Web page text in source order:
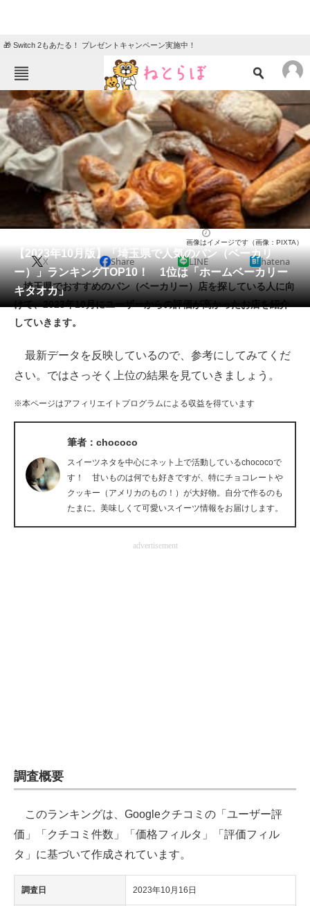
🎁 Switch 2もあたる！ プレゼントキャンペーン実施中！
ねとらぼメニュー
TOP ニュース
エンタメ クイズ
グルメ 地域
教育・育児
動物 リサーチ
会員記事
メディア
注目記事を集めた総合ページ
スマホと通信の最新トレンド
進化するPCとデバイスの未来
ビジネスと働き方のヒント
AI活用のいまが分かる
経営リーダーのコミュニティ
電子設計の基本と応用
エネルギーの専門メディア
建設×テクノロジーの最前線
ちょっと気になるネットの話題
【2023年10月版】「埼玉県で人気のパン（ベーカリ
ー）」ランキングTOP10！ 1位は「ホームベーカリー
キタオカ」
画像はイメージです（画像：PIXTA）
X Share LINE hatena
埼玉県でおすすめのパン（ベーカリー）店を探している人に向
けて、2023年10月にユーザーからの評価が高かったお店を紹介
していきます。
最新データを反映しているので、参考にしてみてくだ
さい。ではさっそく上位の結果を見ていきましょう。
※本ページはアフィリエイトプログラムによる収益を得ています
筆者：chococo
スイーツネタを中心にネット上で活動しているchococoで
す！ 甘いものは何でも好きですが、特にチョコレートや
クッキー（アメリカのもの！）が大好物。自分で作るのも
たまに。美味しくて可愛いスイーツ情報をお届けします。
advertisement
調査概要
このランキングは、Googleクチコミの「ユーザー評
価」「クチコミ件数」「価格フィルタ」「評価フィル
タ」に基づいて作成されています。
調査日 2023年10月16日